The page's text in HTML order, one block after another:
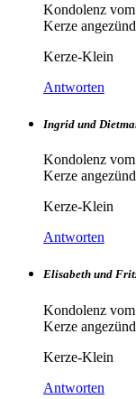
Kondolenz vom
Kerze
Kerze-Klein
Antworten
Ingrid und
Kondolenz vom
Kerze
Kerze-Klein
Antworten
Elisabeth und
Kondolenz vom
Kerze
Kerze-Klein
Antworten